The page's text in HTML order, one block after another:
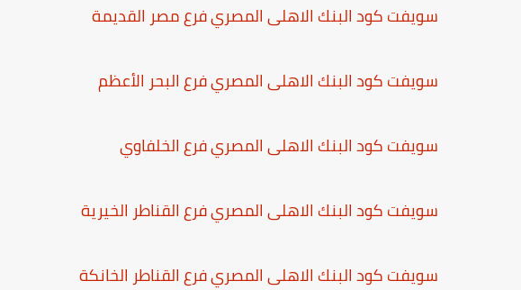
سويفت كود البنك الاهلى المصري فرع مصر القديمة
سويفت كود البنك الاهلى المصري فرع البحر الأعظم
سويفت كود البنك الاهلى المصري فرع الخلفاوي
سويفت كود البنك الاهلى المصري فرع القناطر الخيرية
سويفت كود البنك الاهلى المصري فرع القناطر الخانكة